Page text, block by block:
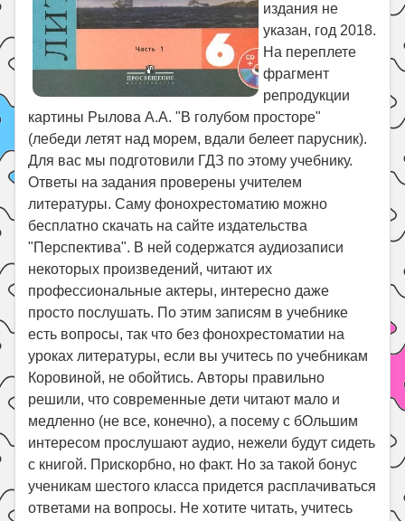
издания не
указан, год 2018.
На переплете
фрагмент
репродукции
картины Рылова А.А. "В голубом просторе"
(лебеди летят над морем, вдали белеет парусник).
Для вас мы подготовили ГДЗ по этому учебнику.
Ответы на задания проверены учителем
литературы. Саму фонохрестоматию можно
бесплатно скачать на сайте издательства
"Перспектива". В ней содержатся аудиозаписи
некоторых произведений, читают их
профессиональные актеры, интересно даже
просто послушать. По этим записям в учебнике
есть вопросы, так что без фонохрестоматии на
уроках литературы, если вы учитесь по учебникам
Коровиной, не обойтись. Авторы правильно
решили, что современные дети читают мало и
медленно (не все, конечно), а посему с бОльшим
интересом прослушают аудио, нежели будут сидеть
с книгой. Прискорбно, но факт. Но за такой бонус
ученикам шестого класса придется расплачиваться
ответами на вопросы. Не хотите читать, учитесь